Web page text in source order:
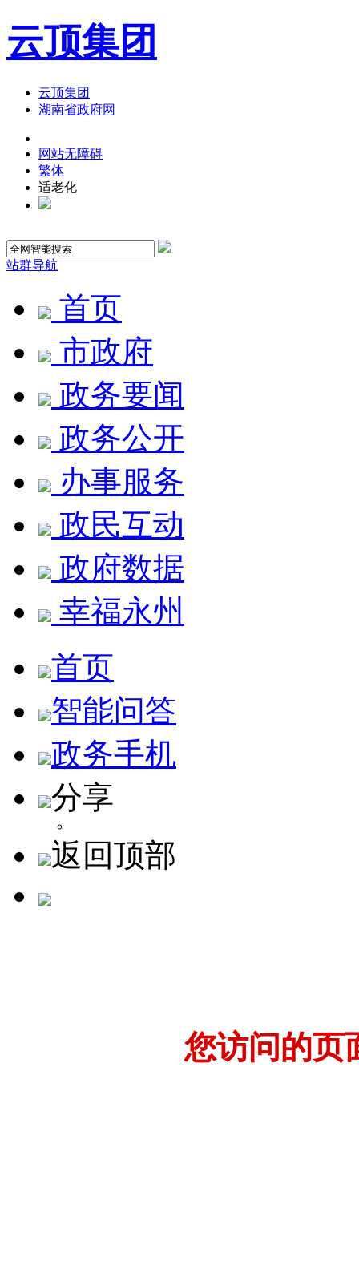
云顶集团
云顶集团
湖南省政府网
网站无障碍
繁体
适老化
站群导航
首页
市政府
政务要闻
政务公开
办事服务
政民互动
政府数据
幸福永州
首页
智能问答
政务手机
分享
返回顶部
您访问的页